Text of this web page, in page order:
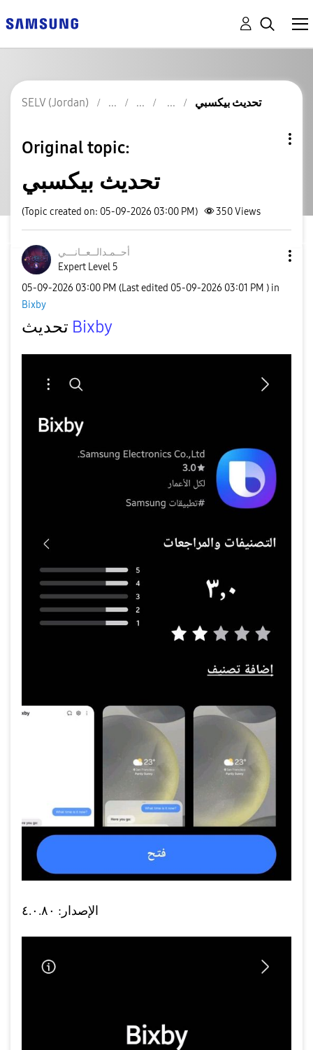
SELV (Jordan) تحديث بيكسبي
Original topic:
تحديث بيكسبي
(Topic created on: 05-09-2026 03:00 PM) 350Views
أحــمـدالــعــانـــي
Expert Level 5
‎05-09-2026 03:00 PM (Last edited ‎05-09-2026 03:01 PM ) in
Bixby
Bixby
الإصدار: ٤.٠.٨٠